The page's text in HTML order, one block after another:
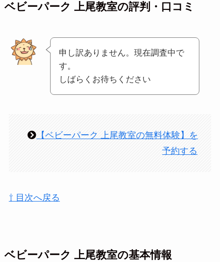
ベビーパーク 上尾教室の評判・口コミ
申し訳ありません。現在調査中で
す。
しばらくお待ちください
【ベビーパーク 上尾教室の無料体験】を
予約する
⇧ 目次へ戻る
ベビーパーク 上尾教室の基本情報